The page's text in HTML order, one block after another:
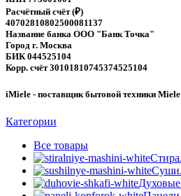
Расчётный счёт (₽)
40702810802500081137
Название банка ООО "Банк Точка"
Город г. Москва
БИК 044525104
Корр. счёт 30101810745374525104
iMiele - поставщик бытовой техники Miele
Категории
Все товары